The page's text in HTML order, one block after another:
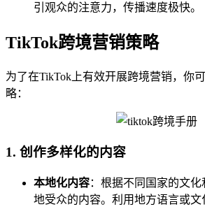
引观众的注意力，传播速度极快。
TikTok跨境营销策略
为了在TikTok上有效开展跨境营销，你
略：
1. 创作多样化的内容
本地化内容：根据不同国家的文
地受众的内容。利用地方语言或文